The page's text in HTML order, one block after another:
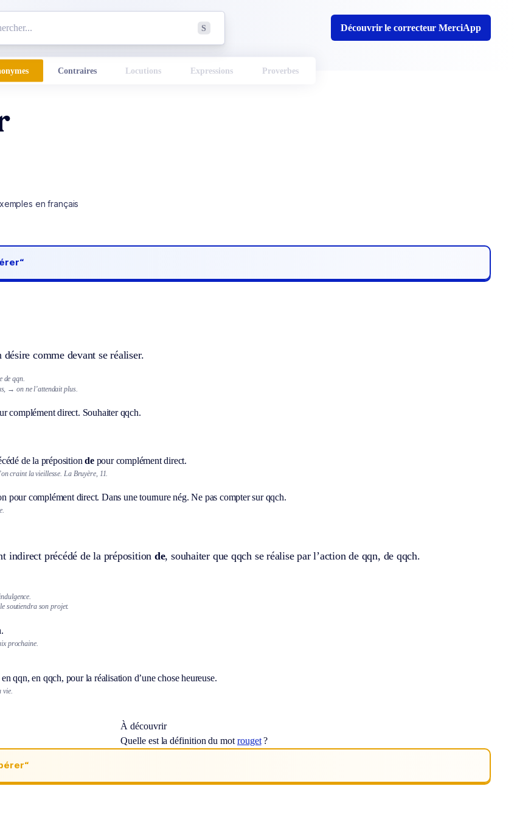
S Découvrir le correcteur MerciApp
Contraires Locutions Expressions Proverbes
en français
désire comme devant se réaliser.
de qqn.
→ on ne l’attendait plus.
complément direct. Souhaiter qqch.
de la prépositiondepour complément direct.
craint la vieillesse. La Bruyère, 11.
pour complément direct.Dans une tournure nég. Ne pas compter sur qqch.
indirect précédé de la préposition de, souhaiter que qqch se réalise par l’action de qqn, de qqch.
soutiendra son projet.
prochaine.
qqn, en qqch, pour la réalisation d’une chose heureuse.
vie.
À découvrir
Quelle est la définition du mot rouget?